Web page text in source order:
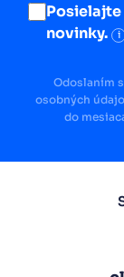
novinky.
i
Odoslaním
osobných
do